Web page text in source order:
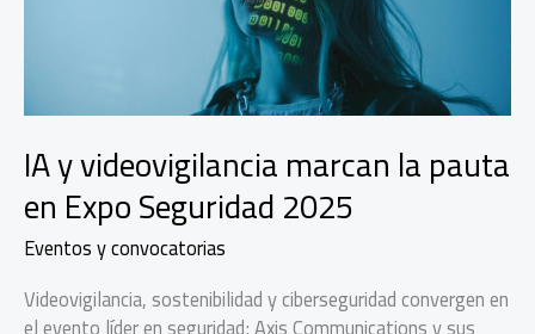
IA y videovigilancia marcan la pauta
en Expo Seguridad 2025
Eventos y convocatorias
Videovigilancia, sostenibilidad y ciberseguridad convergen en